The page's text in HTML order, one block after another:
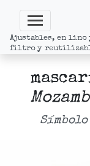
Ajustables, en lino
filtro y
Símbolo